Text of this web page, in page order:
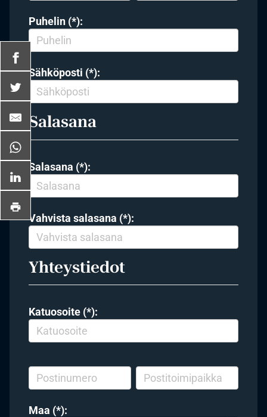
Puhelin (*):
Sähköposti (*):
Salasana
Salasana (*):
Vahvista salasana (*):
Yhteystiedot
Katuosoite (*):
Maa (*):